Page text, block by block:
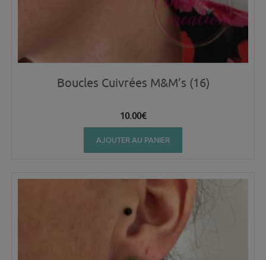
Boucles Cuivrées M&M’s (16)
10.00€
AJOUTER AU PANIER